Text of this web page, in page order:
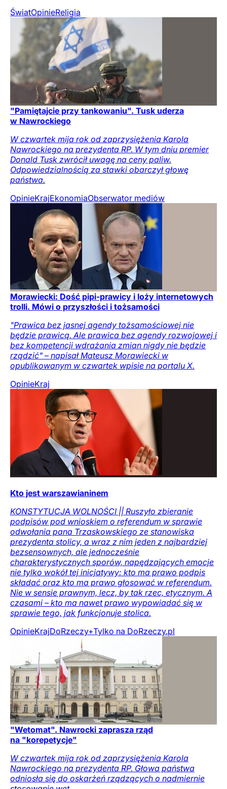
ŚwiatOpinieReligia
"Pamiętajcie przy tankowaniu". Tusk uderza
w Nawrockiego
W czwartek mija rok od zaprzysiężenia Karola
Nawrockiego na prezydenta RP. W tym dniu premier
Donald Tusk zwrócił uwagę na ceny paliw.
Odpowiedzialnością za stawki obarczył głowę
państwa.
OpinieKrajEkonomiaObserwator mediów
Morawiecki: Dość pipi-prawicy i loży internetowych
trolli. Mówi o przyszłości i tożsamości
"Prawica bez jasnej agendy tożsamościowej nie
będzie prawicą. Ale prawica bez agendy rozwojowej i
bez kompetencji wdrażania zmian nigdy nie będzie
rządzić" – napisał Mateusz Morawiecki w
opublikowanym w czwartek wpisie na portalu X.
OpinieKraj
Kto jest warszawianinem
KONSTYTUCJA WOLNOŚCI || Ruszyło zbieranie
podpisów pod wnioskiem o referendum w sprawie
odwołania pana Trzaskowskiego ze stanowiska
prezydenta stolicy, a wraz z nim jeden z najbardziej
bezsensownych, ale jednocześnie
charakterystycznych sporów, napędzających emocje
nie tylko wokół tej inicjatywy: kto ma prawo podpis
składać oraz kto ma prawo głosować w referendum.
Nie w sensie prawnym, lecz, by tak rzec, etycznym. A
czasami – kto ma nawet prawo wypowiadać się w
sprawie tego, jak funkcjonuje stolica.
OpinieKrajDoRzeczy+Tylko na DoRzeczy.pl
"Wetomat". Nawrocki zaprasza rząd
na "korepetycje"
W czwartek mija rok od zaprzysiężenia Karola
Nawrockiego na prezydenta RP. Głowa państwa
odniosła się do oskarżeń rządzących o nadmiernie